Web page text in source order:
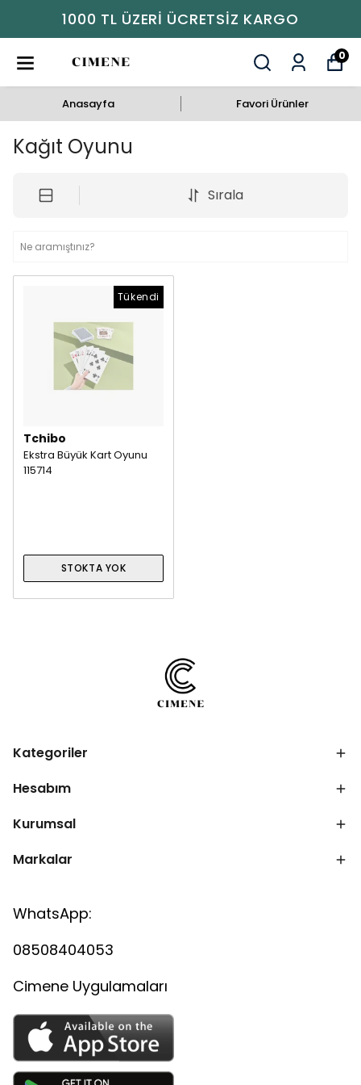
1000 TL ÜZERI ÜCRETSIZ KARGO
0
Anasayfa Favori Ürünler
Kağıt Oyunu
Sırala
Tükendi
Tchibo
Ekstra Büyük Kart Oyunu
115714
STOKTA YOK
Kategoriler
Hesabım
Kurumsal
Markalar
WhatsApp:
08508404053
Cimene Uygulamaları